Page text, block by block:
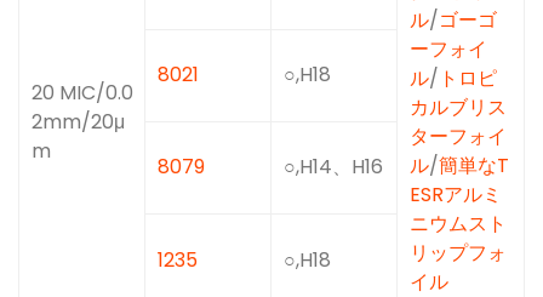
20 MIC/0.0
2mm/20μ
m
ル/ゴーゴ
ーフォイ
ル/ トロピ
カルブリス
ターフォイ
ル/簡単なT
ESRアルミ
ニウムスト
リップフォ
イル
8021 ○,H18
8079 ○,H14、H16
1235 ○,H18